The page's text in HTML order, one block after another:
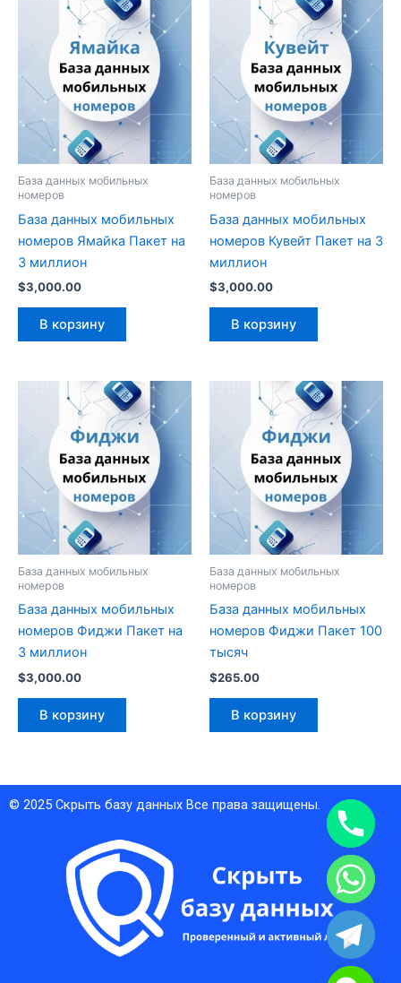
База данных мобильных
номеров
База данных мобильных
номеров Ямайка Пакет на
3 миллион
$3,000.00
В корзину
База данных мобильных
номеров
База данных мобильных
номеров Кувейт Пакет на 3
миллион
$3,000.00
В корзину
База данных мобильных
номеров
База данных мобильных
номеров Фиджи Пакет на
3 миллион
$3,000.00
В корзину
База данных мобильных
номеров
База данных мобильных
номеров Фиджи Пакет 100
тысяч
$265.00
В корзину
© 2025 Скрыть базу данных Все права защищены.